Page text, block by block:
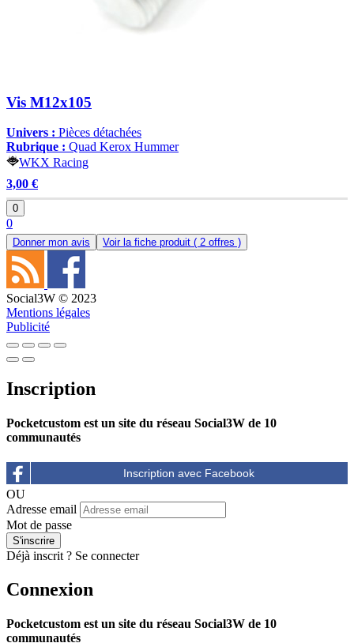
Vis M12x105
Univers : Pièces détachées
Rubrique : Quad Kerox Hummer
WKX Racing
3,00 €
0
0
Donner mon avis Voir la fiche produit ( 2 offres )
Social3W © 2023
Mentions légales
Publicité
Inscription
Pocketcustom est un site du réseau Social3W de 10
communautés
OU
Adresse email
Mot de passe
Déjà inscrit ? Se connecter
Connexion
Pocketcustom est un site du réseau Social3W de 10
communautés